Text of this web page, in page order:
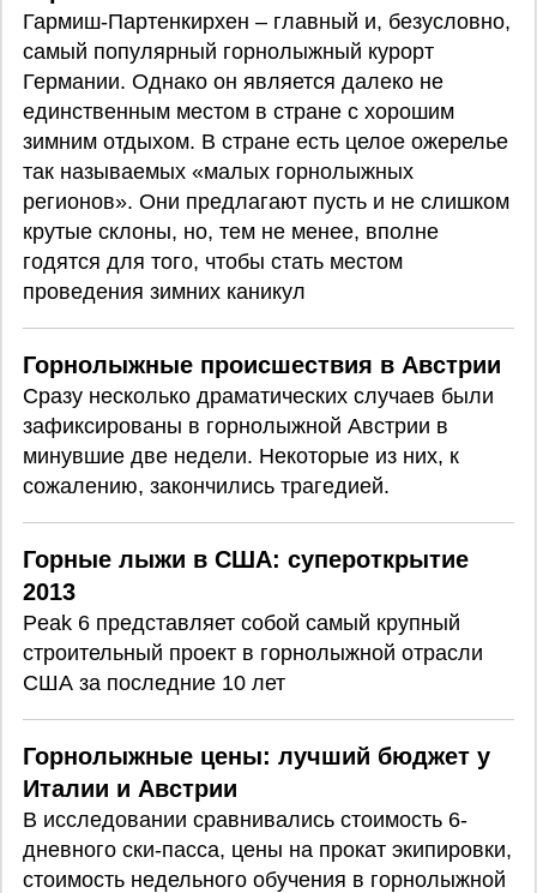
Гармиш-Партенкирхен – главный и, безусловно,
самый популярный горнолыжный курорт
Германии. Однако он является далеко не
единственным местом в стране с хорошим
зимним отдыхом. В стране есть целое ожерелье
так называемых «малых горнолыжных
регионов». Они предлагают пусть и не слишком
крутые склоны, но, тем не менее, вполне
годятся для того, чтобы стать местом
проведения зимних каникул
Горнолыжные происшествия в Австрии
Сразу несколько драматических случаев были
зафиксированы в горнолыжной Австрии в
минувшие две недели. Некоторые из них, к
сожалению, закончились трагедией.
Горные лыжи в США: супероткрытие
2013
Peak 6 представляет собой самый крупный
строительный проект в горнолыжной отрасли
США за последние 10 лет
Горнолыжные цены: лучший бюджет у
Италии и Австрии
В исследовании сравнивались стоимость 6-
дневного ски-пасса, цены на прокат экипировки,
стоимость недельного обучения в горнолыжной